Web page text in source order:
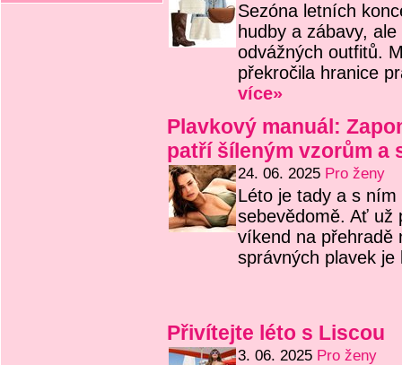
Sezóna letních
hudby a zábavy,
odvážných outfitů.
překročila hranice
více»
Plavkový manuál:
patří šíleným vzorům a
24. 06. 2025 Pro ženy
Léto je tady a s
sebevědomě. Ať už
víkend na přehradě
správných plavek
Přivítejte léto s Liscou
3. 06. 2025 Pro ženy